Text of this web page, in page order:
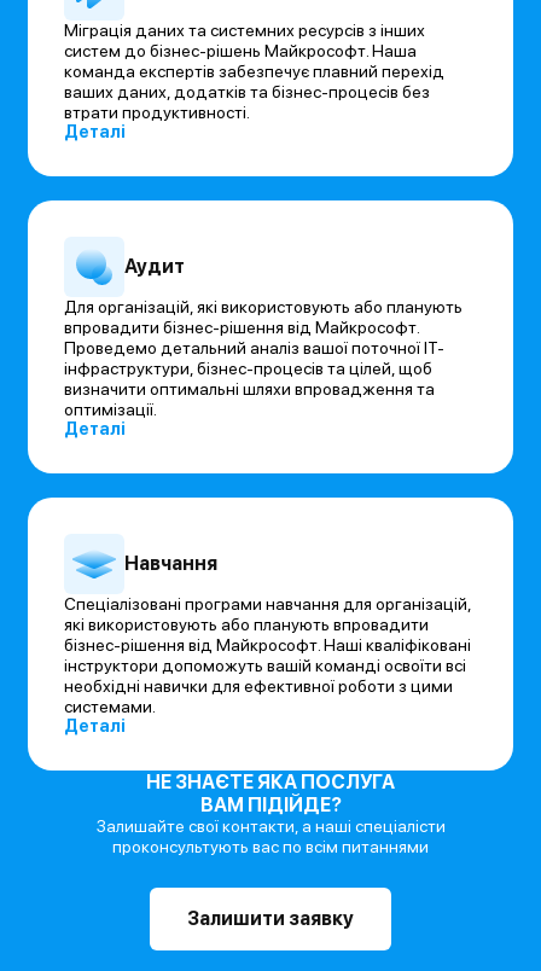
Міграція даних та системних ресурсів з інших
систем до бізнес-рішень Майкрософт. Наша
команда експертів забезпечує плавний перехід
ваших даних, додатків та бізнес-процесів без
втрати продуктивності.
Деталі
Аудит
Для організацій, які використовують або планують
впровадити бізнес-рішення від Майкрософт.
Проведемо детальний аналіз вашої поточної ІТ-
інфраструктури, бізнес-процесів та цілей, щоб
визначити оптимальні шляхи впровадження та
оптимізації.
Деталі
Навчання
Спеціалізовані програми навчання для організацій,
які використовують або планують впровадити
бізнес-рішення від Майкрософт. Наші кваліфіковані
інструктори допоможуть вашій команді освоїти всі
необхідні навички для ефективної роботи з цими
системами.
Деталі
НЕ ЗНАЄТЕ ЯКА ПОСЛУГА
ВАМ ПІДІЙДЕ?
Залишайте свої контакти,а наші спеціалісти
проконсультують вас по всім питаннями
Залишити заявку